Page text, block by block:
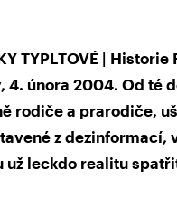
TYPLTOVÉ |
4. února 2004. Od té
rodiče a prarodiče,
z dezinformací,
už leckdo realitu